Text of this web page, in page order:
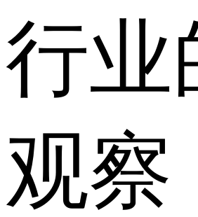
行业
观察